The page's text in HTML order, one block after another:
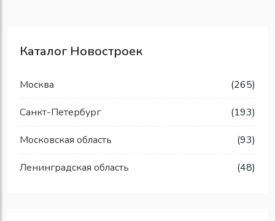
Каталог Новостроек
Москва (265)
Санкт-Петербург (193)
Московская область (93)
Ленинградская область (48)